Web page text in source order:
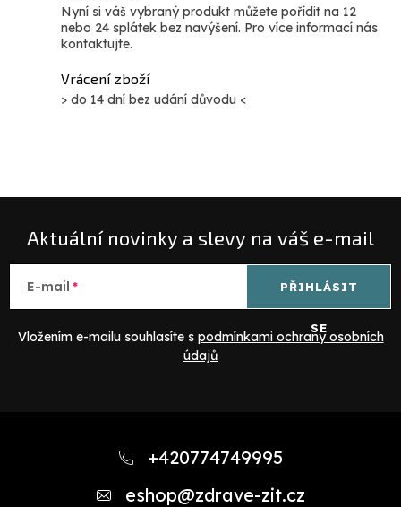
i
Nyní si váš vybraný produkt můžete pořídit na 12
nebo 24 splátek bez navýšení. Pro více informací nás
kontaktujte.
Vrácení zboží
> do 14 dní bez udání důvodu <
Aktuální novinky a slevy na váš e-mail
E-mail
Vložením e-mailu souhlasíte s podmínkami ochrany osobních
údajů
PŘIHLÁSIT
SE
+420774749995
eshop@zdrave-zit.cz